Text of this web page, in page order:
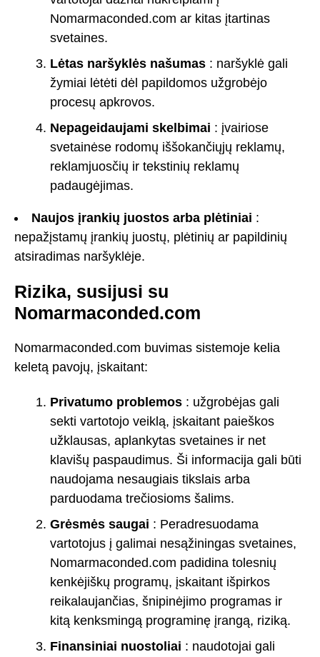
Nomarmaconded.com ar kitas įtartinas
svetaines.
Lėtas naršyklės našumas : naršyklė gali
žymiai lėtėti dėl papildomos užgrobėjo
procesų apkrovos.
Nepageidaujami skelbimai : įvairiose
svetainėse rodomų iššokančiųjų reklamų,
reklamjuosčių ir tekstinių reklamų
padaugėjimas.
Naujos įrankių juostos arba plėtiniai :
nepažįstamų įrankių juostų, plėtinių ar papildinių
atsiradimas naršyklėje.
Rizika, susijusi su
Nomarmaconded.com
Nomarmaconded.com buvimas sistemoje kelia
keletą pavojų, įskaitant:
Privatumo problemos : užgrobėjas gali
sekti vartotojo veiklą, įskaitant paieškos
užklausas, aplankytas svetaines ir net
klavišų paspaudimus. Ši informacija gali būti
naudojama nesaugiais tikslais arba
parduodama trečiosioms šalims.
Grėsmės saugai : Peradresuodama
vartotojus į galimai nesąžiningas svetaines,
Nomarmaconded.com padidina tolesnių
kenkėjiškų programų, įskaitant išpirkos
reikalaujančias, šnipinėjimo programas ir
kitą kenksmingą programinę įrangą, riziką.
Finansiniai nuostoliai : naudotojai gali